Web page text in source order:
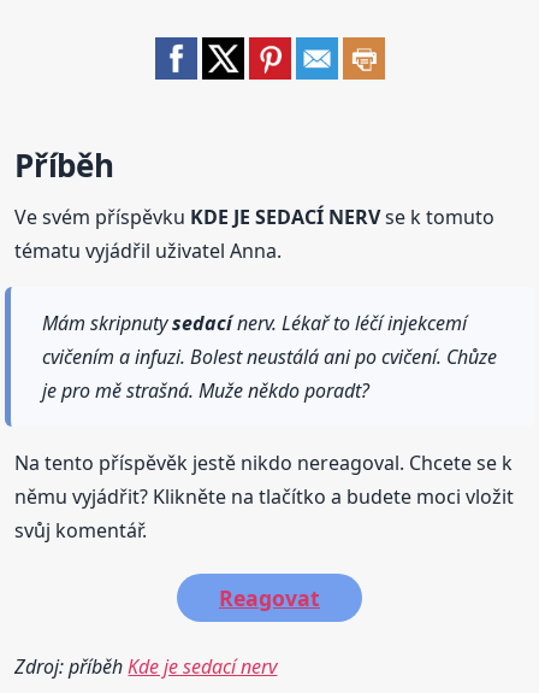
Příběh
Ve svém příspěvku KDE JE SEDACÍ NERVse k tomuto
tématu vyjádřil uživatel Anna.
Mám skripnutysedacínerv. Lékař to léčí injekcemí
cvičením a infuzi. Bolest neustálá ani po cvičení. Chůze
je pro mě strašná. Muže někdo poradt?
Na tento příspěvěk jestě nikdo nereagoval. Chcete se k
němu vyjádřit? Klikněte na tlačítko a budete moci vložit
svůj komentář.
Reagovat
Zdroj: příběhKde je sedací nerv